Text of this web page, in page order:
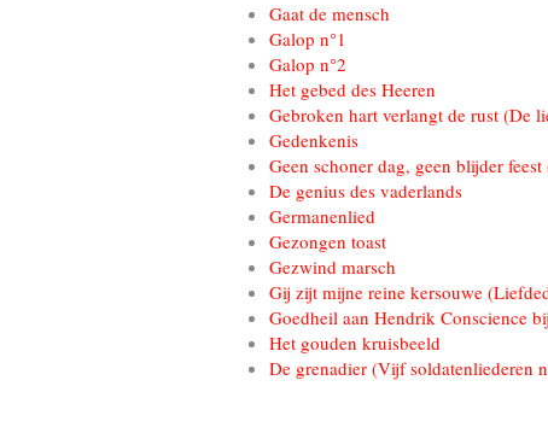
Gaat de mensch
Galop n°1
Galop n°2
Het gebed des Heeren
Gebroken hart verlangt de rust (De
Gedenkenis
Geen schoner dag, geen blijder
De genius des vaderlands
Germanenlied
Gezongen toast
Gezwind marsch
Gij zijt mijne reine kersouwe
Goedheil aan Hendrik Conscience
Het gouden kruisbeeld
De grenadier (Vijf soldatenliederen